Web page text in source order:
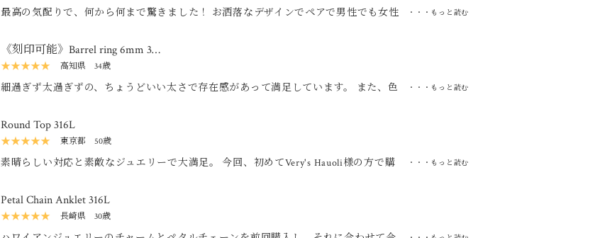
最高の気配りで、何から何まで驚きました！ お洒落なデザインでペアで男性でも女性
・・・もっと読む
《刻印可能》Barrel ring 6mm 3…
★★★★★ 高知県 34歳
細過ぎず太過ぎずの、ちょうどいい太さで存在感があって満足しています。 また、色
気に入ってます。
・・・もっと読む
Round Top 316L
★★★★★ 東京都 50歳
素晴らしい対応と素敵なジュエリーで大満足。 今回、初めてVery's Hauoli様の方で購
してお取引することができました。 メールでの問い合わせに、電話で迅速に丁寧にお
答えしてくださいました。 次に、発送面での評価として、速達で送ってきてくださっ
・・・もっと読む
Petal Chain Anklet 316L
★★★★★ 長崎県 30歳